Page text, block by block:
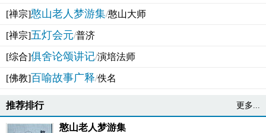
[禅宗]憨山老人梦游集/憨山大师
[禅宗]五灯会元/普济
[综合]俱舍论颂讲记/演培法师
[佛教]百喻故事广释/佚名
推荐排行 更多...
憨山老人梦游集